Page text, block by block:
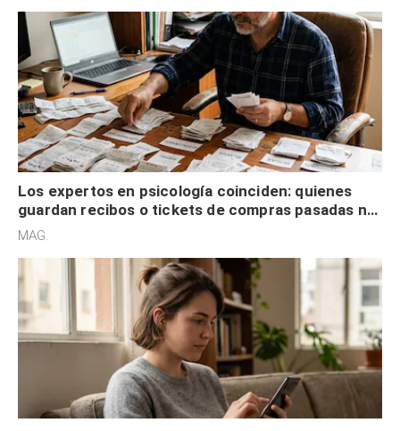
Los expertos en psicología coinciden: quienes
guardan recibos o tickets de compras pasadas no
son acumuladores, sino que tienen necesidad de
MAG.